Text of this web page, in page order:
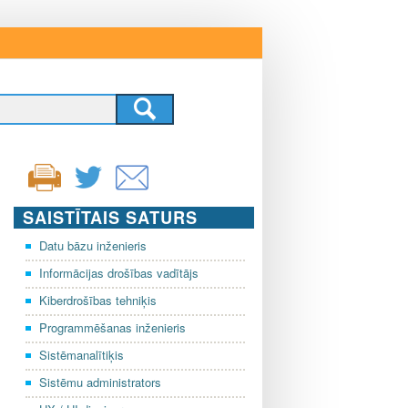
SAISTĪTAIS SATURS
Datu bāzu inženieris
Informācijas drošības vadītājs
Kiberdrošības tehniķis
Programmēšanas inženieris
Sistēmanalītiķis
Sistēmu administrators